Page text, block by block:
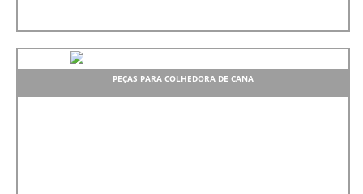
PEÇAS PARA COLHEDORA DE CANA